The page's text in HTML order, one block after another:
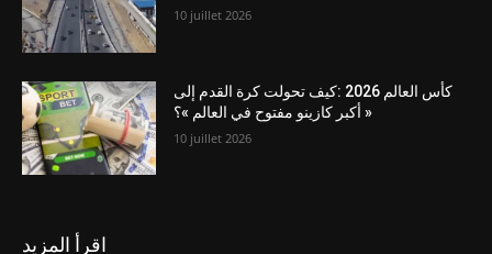
10 juillet 2026
كأس العالم 2026 :كيف تحولت كرة القدم إلى
« أكبر كازينو مفتوح في العالم »؟
10 juillet 2026
اقرأ المزيد